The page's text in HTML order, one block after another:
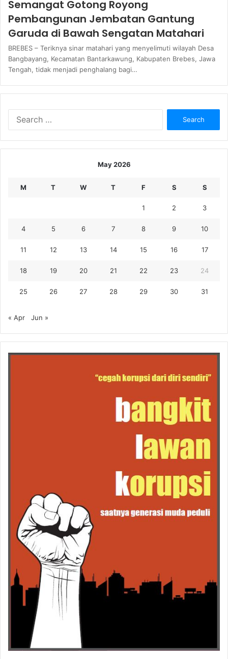
Semangat Gotong Royong
Pembangunan Jembatan Gantung
Garuda di Bawah Sengatan Matahari
BREBES – Teriknya sinar matahari yang menyelimuti wilayah Desa
Bangbayang, Kecamatan Bantarkawung, Kabupaten Brebes, Jawa
Tengah, tidak menjadi penghalang bagi…
May 2026
M T W T F S S
1 2 3
4 5 6 7 8 9 10
11 12 13 14 15 16 17
18 19 20 21 22 23 24
25 26 27 28 29 30 31
« Apr Jun »